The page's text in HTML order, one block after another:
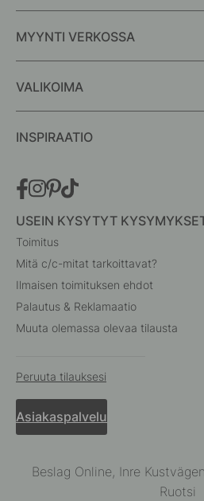
MYYNTI VERKOSSA
VALIKOIMA
INSPIRAATIO
USEIN KYSYTYT
Toimitus
Mitä c/c-mitat tarkoittavat?
Ilmaisen toimituksen ehdot
Palautus & Reklamaatio
Muuta olemassa olevaa tilausta
Peruuta tilauksesi
Asiakaspalvelu
Beslag Online, Inre
Ruotsi